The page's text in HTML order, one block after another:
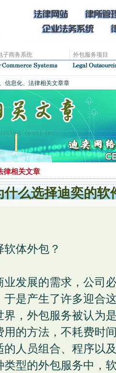
子商务系统 外包服务项目
信息化、法律相关文章章
律相关文章
什么选择迪奕的软
体外包？
业发展的需求，公司
于是产生了许多迎合
界，外包服务被认为
用的方法，不耗费时
的人员组合、程序以
类型的外包服务中，